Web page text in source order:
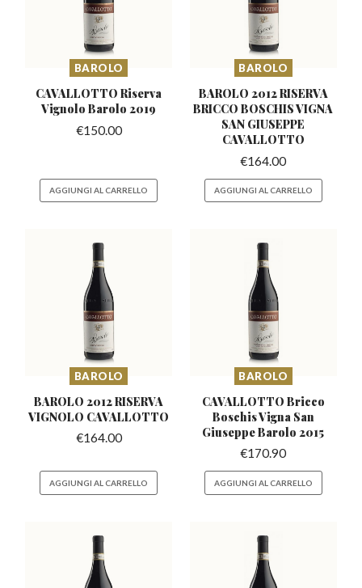
BAROLO
CAVALLOTTO Riserva
VignoloBarolo 2019
€150.00
AGGIUNGI AL CARRELLO
BAROLO
BAROLO 2012 RISERVA
BRICCO BOSCHISVIGNA
SAN GIUSEPPE
CAVALLOTTO
€164.00
AGGIUNGI AL CARRELLO
BAROLO
BAROLO 2012 RISERVA
VIGNOLO CAVALLOTTO
€164.00
AGGIUNGI AL CARRELLO
BAROLO
CAVALLOTTO Bricco
Boschis Vigna San
Giuseppe Barolo 2015
€170.90
AGGIUNGI AL CARRELLO